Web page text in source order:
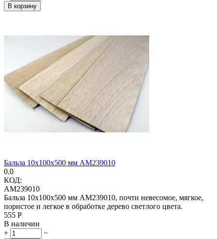
В корзину
Бальза 10х100х500 мм AM239010
0.0
КОД:
AM239010
Бальза 10х100х500 мм AM239010, почти невесомое, мягкое,
пористое и легкое в обработке дерево светлого цвета.
‍555‍ Р
В наличии
+
−